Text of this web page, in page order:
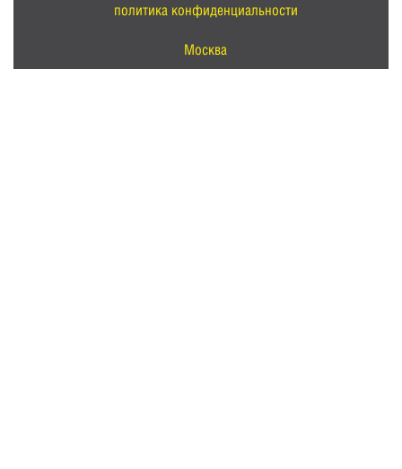
политика конфиденциальности
Москва